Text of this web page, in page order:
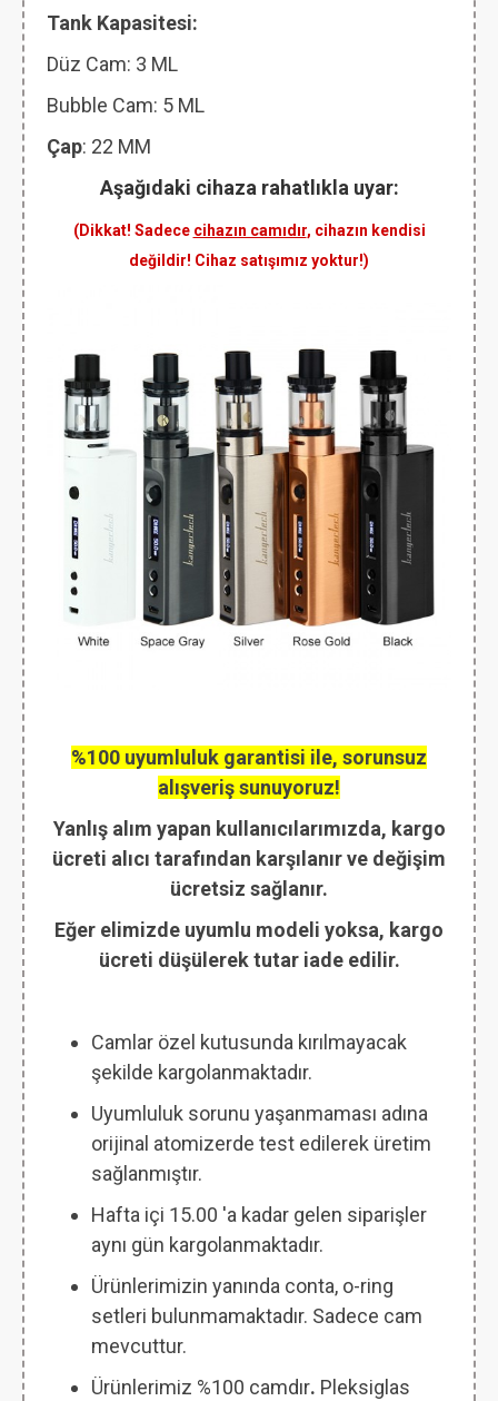
Tank Kapasitesi:
Düz Cam: 3 ML
Bubble Cam: 5 ML
Çap: 22 MM
Aşağıdaki cihaza rahatlıkla uyar:
(Dikkat! Sadece cihazın camıdır, cihazın kendisi
değildir! Cihaz satışımız yoktur!)
%100 uyumluluk garantisi ile, sorunsuz
alışveriş sunuyoruz!
Yanlış alım yapan kullanıcılarımızda, kargo
ücreti alıcı tarafından karşılanır ve değişim
ücretsiz sağlanır.
Eğer elimizde uyumlu modeli yoksa, kargo
ücreti düşülerek tutar iade edilir.
Camlar özel kutusunda kırılmayacak
şekilde kargolanmaktadır.
Uyumluluk sorunu yaşanmaması adına
orijinal atomizerde test edilerek üretim
sağlanmıştır.
Hafta içi 15.00 'a kadar gelen siparişler
aynı gün kargolanmaktadır.
Ürünlerimizin yanında conta, o-ring
setleri bulunmamaktadır. Sadece cam
mevcuttur.
Ürünlerimiz %100 camdır. Pleksiglas